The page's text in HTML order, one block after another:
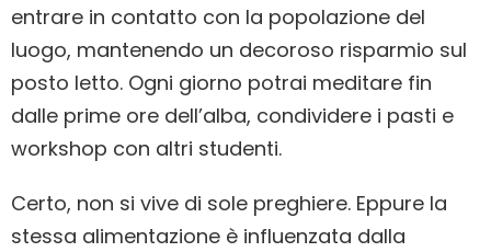
entrare in contatto con la popolazione del
luogo, mantenendo un decoroso risparmio sul
posto letto. Ogni giorno potrai meditare fin
dalle prime ore dell’alba, condividere i pasti e
workshop con altri studenti.
Certo, non si vive di sole preghiere. Eppure la
stessa alimentazione è influenzata dalla